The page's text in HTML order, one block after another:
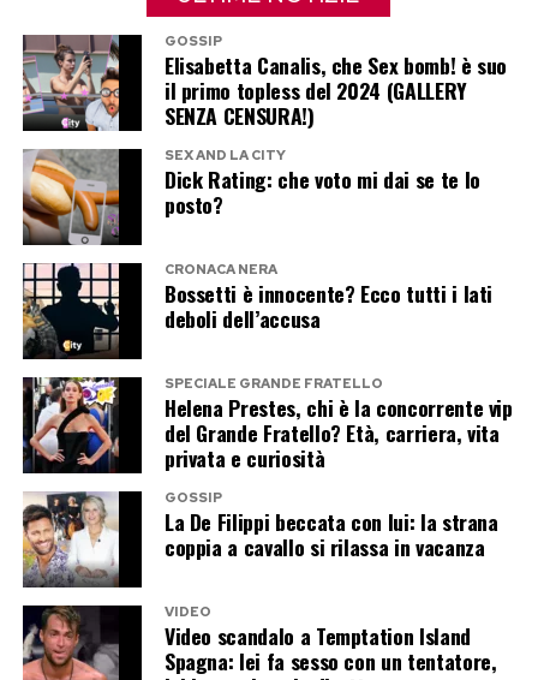
salubre, mantenendo tuttavia uno sbalzo
termico non superiore ai 5-6 gradi rispetto
all’esterno. Indossare abiti ampi, leggeri e in
fibre naturali come lino e cotone agevola la
traspirazione cutanea, permettendo al corpo di
dissipare il calore in eccesso senza accumulare
ulteriore affaticamento.
Post Views: 212
GOSSIP
Elisabetta Canalis, che Sex bomb! è suo
il primo topless del 2024 (GALLERY
SENZA CENSURA!)
SEX AND LA CITY
Dick Rating: che voto mi dai se te lo
posto?
CRONACA NERA
Bossetti è innocente? Ecco tutti i lati
deboli dell’accusa
SPECIALE GRANDE FRATELLO
Helena Prestes, chi è la concorrente vip
del Grande Fratello? Età, carriera, vita
privata e curiosità
GOSSIP
La De Filippi beccata con lui: la strana
coppia a cavallo si rilassa in vacanza
VIDEO
Video scandalo a Temptation Island
Spagna: lei fa sesso con un tentatore,